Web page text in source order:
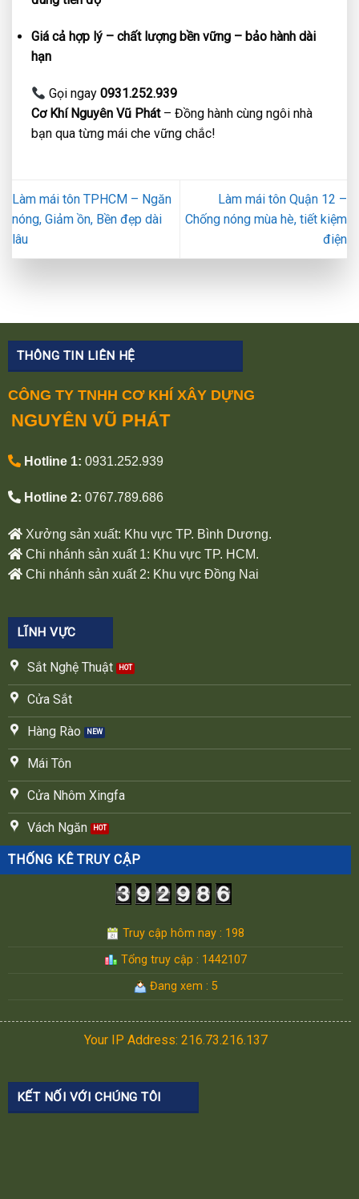
Giá cả hợp lý – chất lượng bền vững – bảo hành dài
hạn
Gọi ngay0931.252.939
Cơ Khí Nguyên Vũ Phát– Đồng hành cùng ngôi nhà
bạn qua từng mái che vững chắc!
Làm mái tôn TPHCM – Ngăn
nóng, Giảm ồn, Bền đẹp dài
lâu
Làm mái tôn Quận 12 –
Chống nóng mùa hè, tiết kiệm
điện
THÔNG TIN LIÊN HỆ
CÔNG TY TNHH CƠ KHÍ XÂY DỰNG
NGUYÊN VŨ PHÁT
Hotline 1: 0931.252.939
Hotline 2: 0767.789.686
Xưởng sản xuất: Khu vực TP. Bình Dương.
Chi nhánh sản xuất 1: Khu vực TP. HCM.
Chi nhánh sản xuất 2: Khu vực Đồng Nai
LĨNH VỰC
Sắt Nghệ Thuật
Cửa Sắt
Hàng Rào
Mái Tôn
Cửa Nhôm Xingfa
Vách Ngăn
THỐNG KÊ TRUY CẬP
Truy cập hôm nay : 198
Tổng truy cập : 1442107
Đang xem : 5
Your IP Address: 216.73.216.137
KẾT NỐI VỚI CHÚNG TÔI